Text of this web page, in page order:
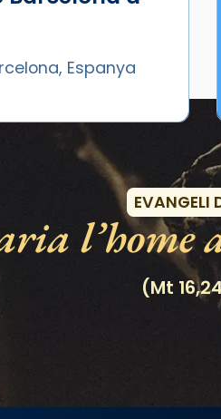
Espanya
EVANGELI
l’home
(Mt